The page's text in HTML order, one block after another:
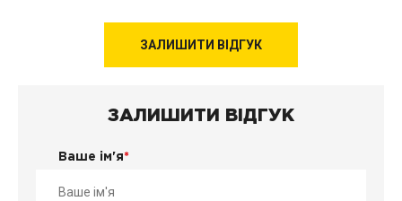
ЗАЛИШИТИ ВІДГУК
ЗАЛИШИТИ ВІДГУК
Ваше ім'я*